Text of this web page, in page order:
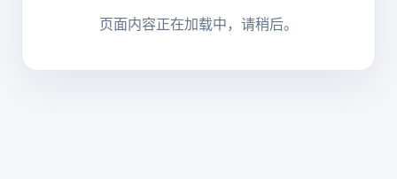
页面内容正在加载中，请稍后。